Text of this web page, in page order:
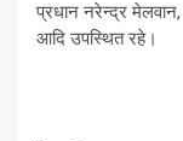
प्रधान नरेन्द्र मेलवान,
आदि उपस्थित रहे।